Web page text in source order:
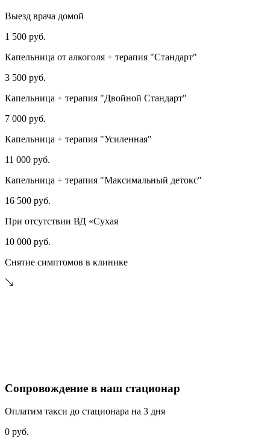
Выезд врача домой
1 500 руб.
Капельница от алкоголя + терапия "Стандарт"
3 500 руб.
Капельница + терапия "Двойной Стандарт"
7 000 руб.
Капельница + терапия "Усиленная"
11 000 руб.
Капельница + терапия "Максимальный детокс"
16 500 руб.
При отсутствии ВД «Сухая
10 000 руб.
Снятие симптомов в клинике
Сопровождение в наш стационар
Оплатим такси до стационара на 3 дня
0 руб.